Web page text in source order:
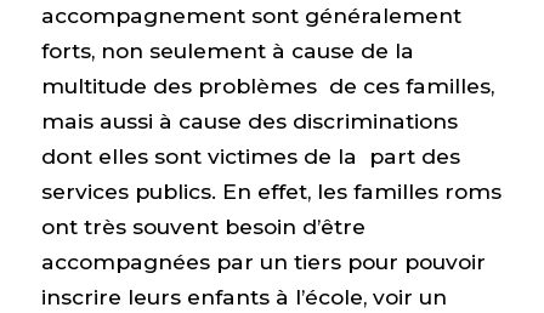
accompagnement sont généralement
forts, non seulement à cause de la
multitude des problèmes de ces familles,
mais aussi à cause des discriminations
dont elles sont victimes de la part des
services publics. En effet, les familles roms
ont très souvent besoin d’être
accompagnées par un tiers pour pouvoir
inscrire leurs enfants à l’école, voir un